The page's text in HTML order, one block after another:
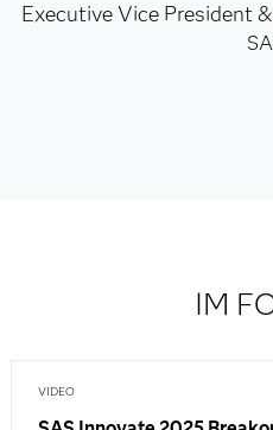
Executive Vice President
IM
VIDEO